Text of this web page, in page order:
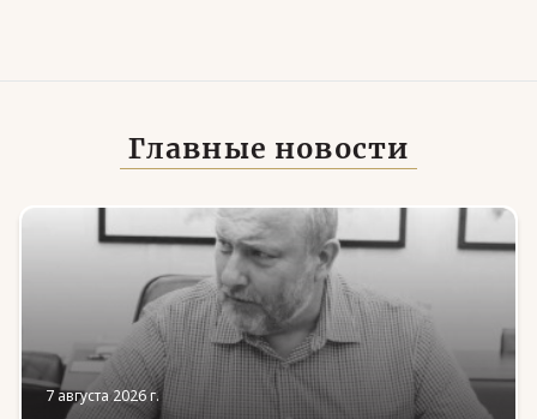
Главные новости
7 августа 2026 г.